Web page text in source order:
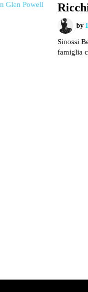
by
Sinossi
famiglia